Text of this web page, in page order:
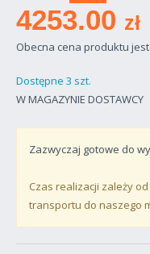
4253.00 zł
Obecna cena produktu
Dostępne 3 szt.
W MAGAZYNIE DOSTAWCY
Zazwyczaj gotowe do
Czas realizacji zależy
transportu do naszego